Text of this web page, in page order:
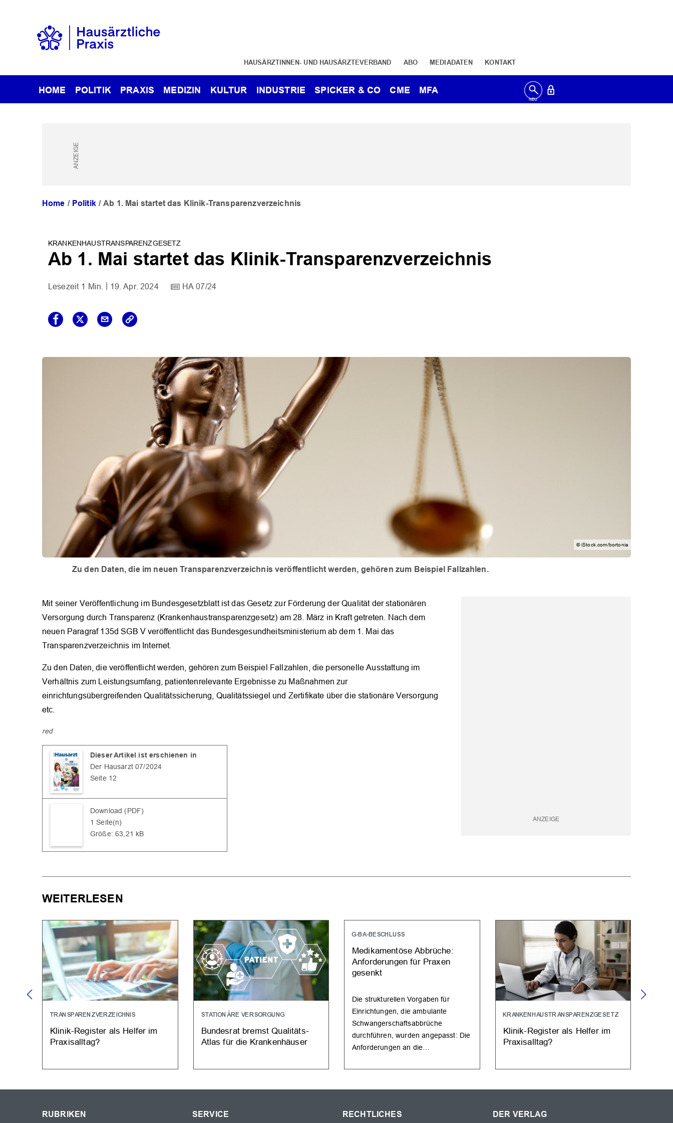
HAUSÄRZTINNEN- UND HAUSÄRZTEVERBAND ABO MEDIADATEN KONTAKT
HOME POLITIK PRAXIS MEDIZIN KULTUR INDUSTRIE SPICKER & CO CME MFA
OK
Home Politik Ab 1. Mai startet das Klinik-Transparenzverzeichnis
KRANKENHAUSTRANSPARENZGESETZ
Ab 1. Mai startet das Klinik-Transparenzverzeichnis
1 Min. 19. Apr. 2024 HA 07/24
© iStock.com/bortonia
Zu den Daten, die im neuen Transparenzverzeichnis veröffentlicht werden, gehören zum Beispiel Fallzahlen.
Mit seiner Veröffentlichung im Bundesgesetzblatt ist das Gesetz zur Förderung der Qualität der stationären
Versorgung durch Transparenz (Krankenhaustransparenzgesetz) am 28. März in Kraft getreten. Nach dem
neuen Paragraf 135d SGB V veröffentlicht das Bundesgesundheitsministerium ab dem 1. Mai das
Transparenzverzeichnis im Internet.
Zu den Daten, die veröffentlicht werden, gehören zum Beispiel Fallzahlen, die personelle Ausstattung im
Verhältnis zum Leistungsumfang, patientenrelevante Ergebnisse zu Maßnahmen zur
einrichtungsübergreifenden Qualitätssicherung, Qualitätssiegel und Zertifikate über die stationäre Versorgung
etc.
red
Dieser Artikel ist erschienen in
Der Hausarzt 07/2024
Seite 12
Download (PDF)
1 Seite(n)
Größe: 63,21 kB
WEITERLESEN
TRANSPARENZVERZEICHNIS
Klinik-Register als Helfer im
Praxisalltag?
STATIONÄRE VERSORGUNG
Bundesrat bremst Qualitäts-
Atlas für die Krankenhäuser
G-BA-BESCHLUSS
Medikamentöse Abbrüche:
Anforderungen für Praxen
gesenkt
Die strukturellen Vorgaben für
Einrichtungen, die ambulante
Schwangerschaftsabbrüche
durchführen, wurden angepasst: Die
Anforderungen an die…
KRANKENHAUSTRANSPARENZGESETZ
Klinik-Register als Helfer im
Praxisalltag?
RUBRIKEN SERVICE RECHTLICHES DER VERLAG